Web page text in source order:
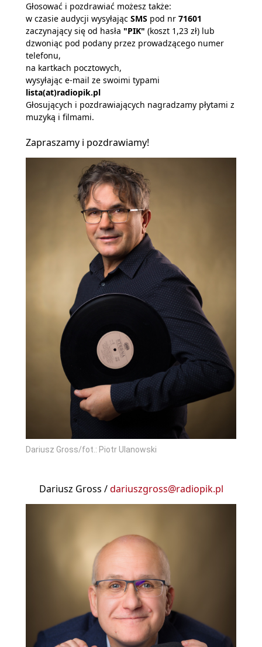
Głosować i pozdrawiać możesz także:
w czasie audycji wysyłając SMS pod nr 71601
zaczynający się od hasła "PIK" (koszt 1,23 zł) lub
dzwoniąc pod podany przez prowadzącego numer
telefonu,
na kartkach pocztowych,
wysyłając e-mail ze swoimi typami
lista(at)radiopik.pl
Głosujących i pozdrawiających nagradzamy płytami z
muzyką i filmami.
Zapraszamy i pozdrawiamy!
Dariusz Gross/fot.: Piotr Ulanowski
Dariusz Gross /dariuszgross@radiopik.pl